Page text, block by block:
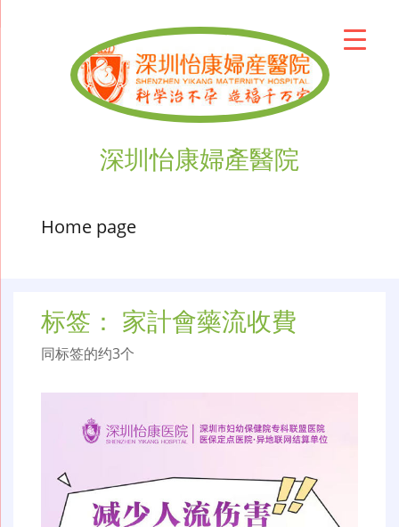
深圳怡康婦產醫院
Home page
标签： 家計會藥流收費
同标签的约3个